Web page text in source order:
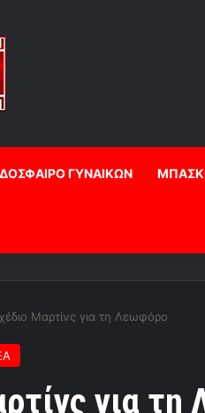
ΓΥΝΑΙΚΩΝ
Μαρτίνς για τη Λεωφόρο
για